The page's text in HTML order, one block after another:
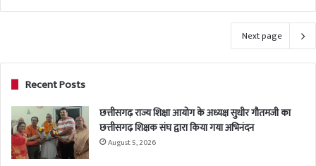
Next page
Recent Posts
छत्तीसगढ़ राज्य शिक्षा आयोग के अध्यक्ष सुधीर गौतमजी का
छत्तीसगढ़ शिक्षक संघ द्वारा किया गया अभिनंदन
August 5, 2026